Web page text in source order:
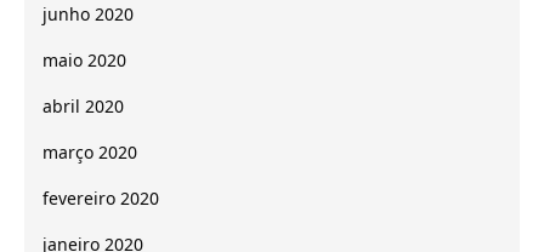
junho 2020
maio 2020
abril 2020
março 2020
fevereiro 2020
janeiro 2020